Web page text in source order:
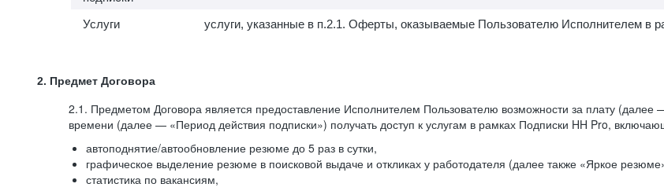
Услуги услуги, указанные в п.2.1. Оферты, оказываемые Пользователю Исполнителем в
2. Предмет Договора
2.1. Предметом Договора является предоставление Исполнителем Пользователю возможности за плату
времени (далее — «Период действия подписки») получать доступ к услугам в рамках Подписки HH Pro,
автоподнятие/автообновление резюме до 5 раз в сутки,
графическое выделение резюме в поисковой выдаче и откликах у работодателя (далее также «Яркое
статистика по вакансиям,